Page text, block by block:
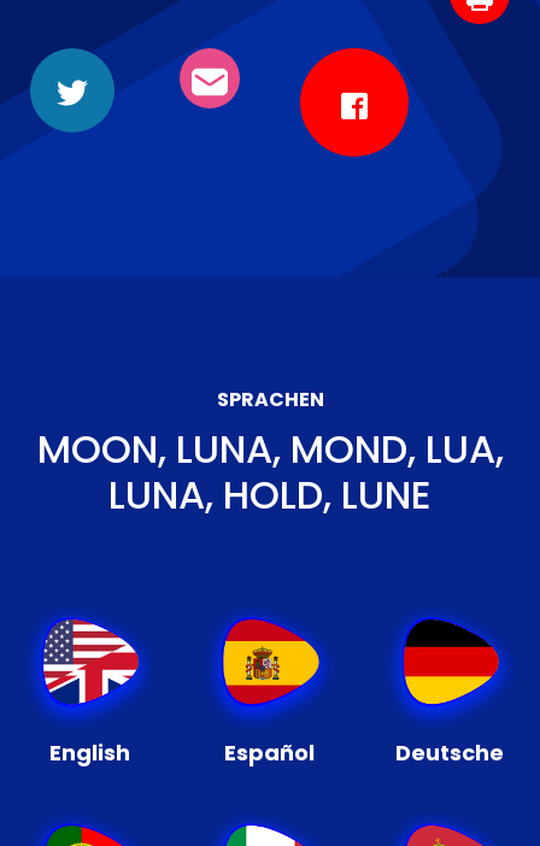
SPRACHEN
MOON, LUNA, MOND, LUA,
LUNA, HOLD, LUNE
English Español Deutsche